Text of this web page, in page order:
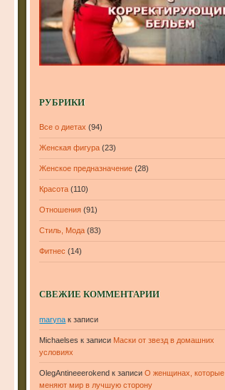
РУБРИКИ
Все о диетах (94)
Женская фигура (23)
Женское предназначение (28)
Красота (110)
Отношения (91)
Стиль, Мода (83)
Фитнес (14)
СВЕЖИЕ КОММЕНТАРИИ
maryna к записи
Michaelses к записи Маски от звезд в домашних
условиях
OlegAntineeerokend к записиО женщинах, которые
меняют мир в лучшую сторону